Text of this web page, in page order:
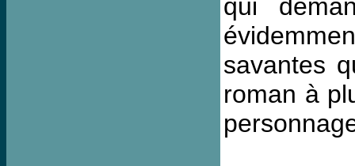
qui
savantes
roman à